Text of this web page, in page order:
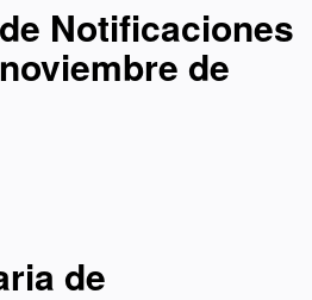
Notificaciones
de
de